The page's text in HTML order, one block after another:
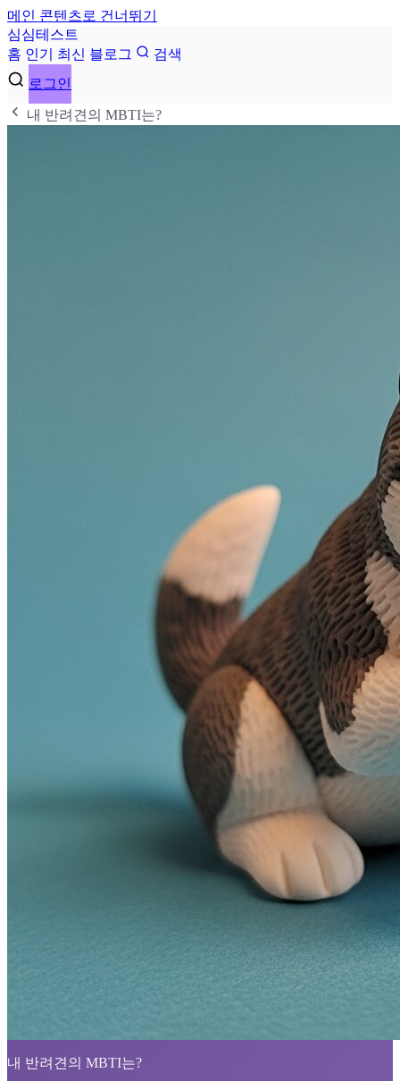
메인 콘텐츠로 건너뛰기
심심테 스 트
홈 인기 최신 블로그
검색
로그인
내 반려견의 MBTI는?
내 반려견의 MBTI는?